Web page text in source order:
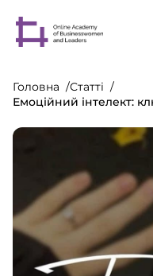
Головна
Статті
Емоційний інтелект: